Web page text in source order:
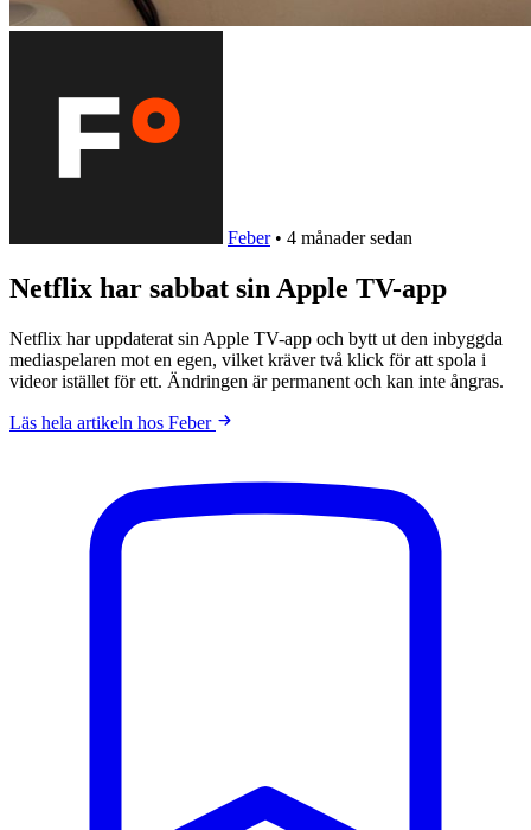
Feber • 4 månader sedan
Netflix har sabbat sin Apple TV-app
Netflix har uppdaterat sin Apple TV-app och bytt ut den inbyggda
mediaspelaren mot en egen, vilket kräver två klick för att spola i
videor istället för ett. Ändringen är permanent och kan inte ångras.
Läs hela artikeln hos Feber